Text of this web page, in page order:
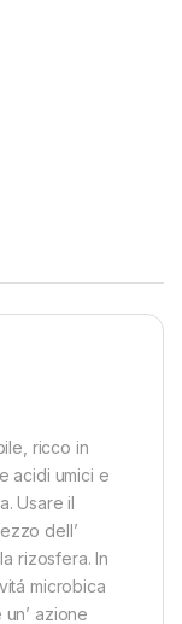
ricco in
acidi umici e
Usare il
dell’
rizosfera. In
microbica
azione